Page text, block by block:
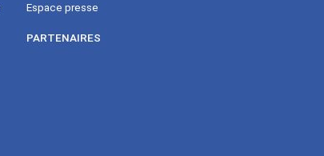
Espace presse
PARTENAIRES